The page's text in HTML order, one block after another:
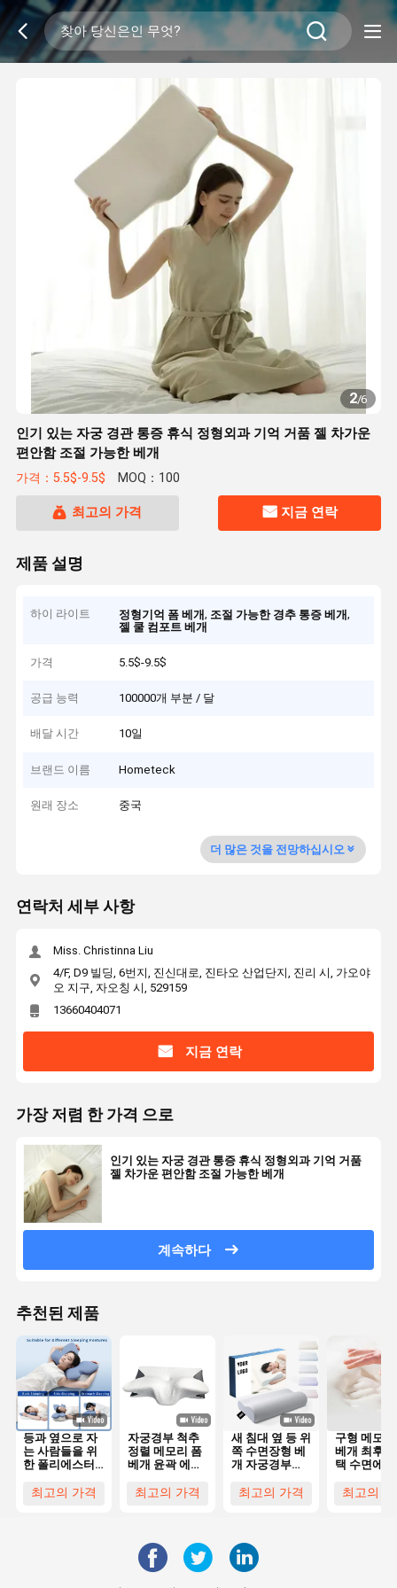
2/6
인기 있는 자궁 경관 통증 휴식 정형외과 기억 거품 젤 차가운
편안함 조절 가능한 베개
가격：5.5$-9.5$ MOQ：100
최고의 가격 지금 연락
제품 설명
하이 라이트 정형기억 폼 베개, 조절 가능한 경추 통증 베개,
젤 쿨 컴포트 베개
가격 5.5$-9.5$
공급 능력 100000개 부분 / 달
배달 시간 10일
브랜드 이름 Hometeck
원래 장소 중국
더 많은 것을 전망하십시오
연락처 세부 사항
Miss. Christinna Liu
4/F, D9 빌딩, 6번지, 진신대로, 진타오 산업단지, 진리 시, 가오야
오 지구, 자오칭 시, 529159
13660404071
지금 연락
가장 저렴 한 가격 으로
인기 있는 자궁 경관 통증 휴식 정형외과 기억 거품
젤 차가운 편안함 조절 가능한 베개
계속하다
추천된 제품
등과 옆으로 자
는 사람들을 위
한 폴리에스터
곽 메모리폼 베
최고의 가격
자궁경부 척추
정렬 메모리 폼
베개 윤곽 에르
양최고의 가격
새 침대 옆 등 위
쪽 수면장형 베
개 자궁경부
일 인체공학
최고의 가격
구형 메모리
베개 최후의
택 수면에
목과 머리
최고의